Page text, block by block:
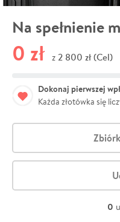
Na spełnienie
0 zł z 2 800 zł (Cel)
Dokonaj pierwszej
Każda złotówka się
0